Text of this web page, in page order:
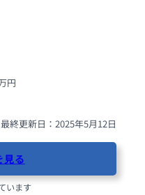
円
最終更新日：2025年5月12日
見る
います